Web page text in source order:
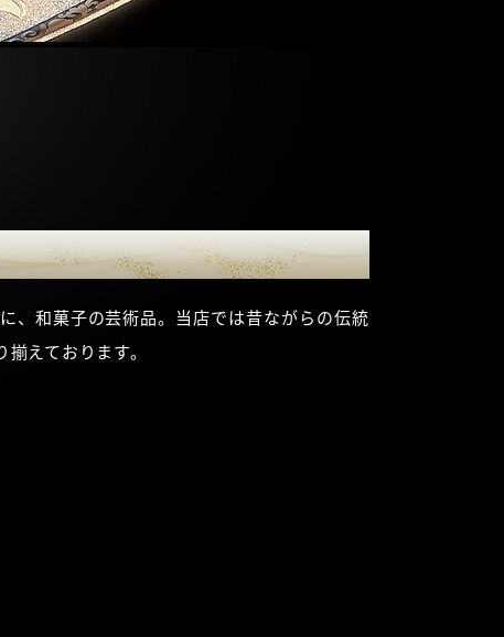
、和菓子の芸術品。当店では昔ながらの伝統
えております。